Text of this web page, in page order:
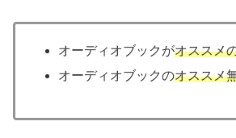
オーディオブックがオススメ
オーディオブックのオススメ